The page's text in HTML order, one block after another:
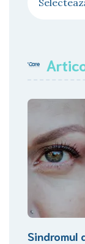
Sindromul